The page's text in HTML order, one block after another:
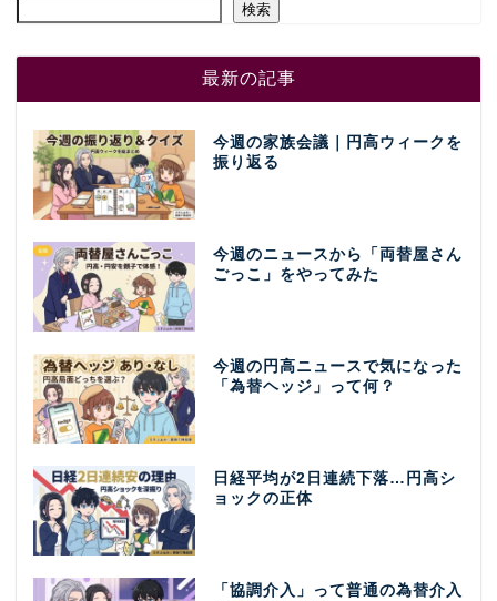
検索
最新の記事
今週の家族会議｜円高ウィークを
振り返る
今週のニュースから「両替屋さん
ごっこ」をやってみた
今週の円高ニュースで気になった
「為替ヘッジ」って何？
日経平均が2日連続下落…円高シ
ョックの正体
「協調介入」って普通の為替介入